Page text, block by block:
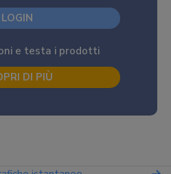
LOGIN
e testa i prodotti
DI PIÙ